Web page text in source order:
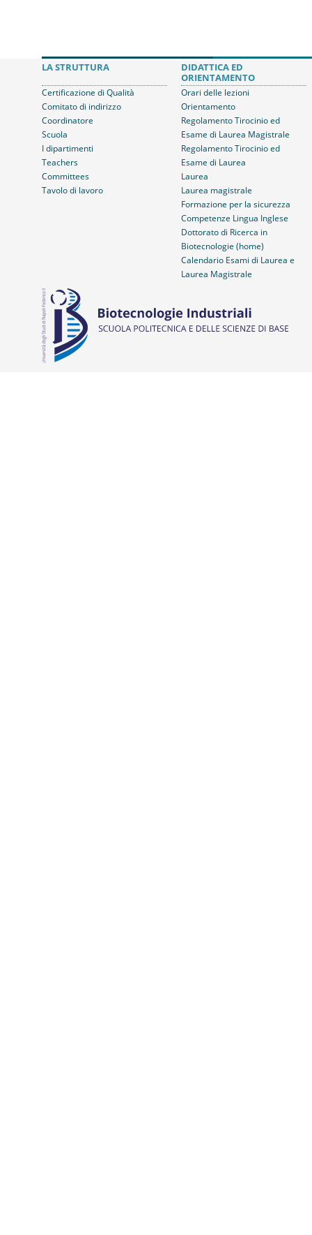
LA STRUTTURA
Certificazione di Qualità
Comitato di indirizzo
Coordinatore
Scuola
I dipartimenti
Teachers
Committees
Tavolo di lavoro
DIDATTICA ED
ORIENTAMENTO
Orari delle lezioni
Orientamento
Regolamento Tirocinio ed
Esame di Laurea Magistrale
Regolamento Tirocinio ed
Esame di Laurea
Laurea
Laurea magistrale
Formazione per la sicurezza
Competenze Lingua Inglese
Dottorato di Ricerca in
Biotecnologie (home)
Calendario Esami di Laurea e
Laurea Magistrale